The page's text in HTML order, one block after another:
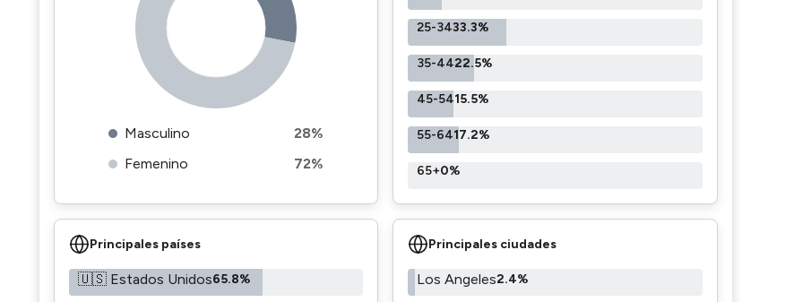
Masculino
28%
Femenino
72%
25-3433.3%
35-4422.5%
45-5415.5%
55-6417.2%
65+0%
Principales países
🇺🇸 Estados Unidos65.8%
Principales ciudades
Los Angeles2.4%